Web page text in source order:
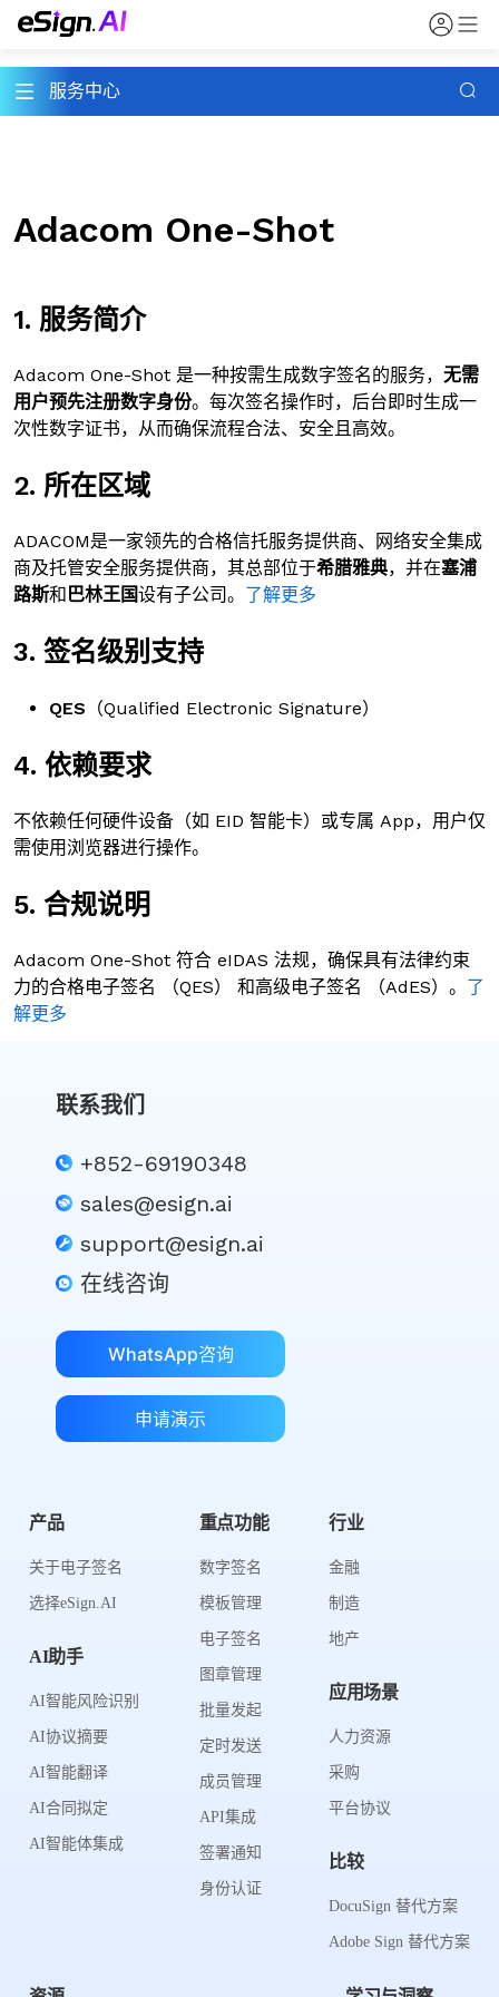
服务中心
Adacom One-Shot
1. 服务简介
Adacom One-Shot 是一种按需生成数字签名的服务， 无需
用户预先注册数字身份。每次签名操作时，后台即时生成一
次性数字证书，从而确保流程合法、安全且高效。
2. 所在区域
ADACOM是一家领先的合格信托服务提供商、网络安全集成
商及托管安全服务提供商，其总部位于希腊雅典，并在塞浦
路斯和 巴林王国设有子公司。 了解更多
3. 签名级别支持
QES （Qualified Electronic Signature）
4. 依赖要求
不依赖任何硬件设备（如 EID 智能卡）或专属 App，用户仅
需使用浏览器进行操作。
5. 合规说明
Adacom One-Shot 符合 eIDAS 法规，确保具有法律约束
力的合格电子签名 （QES） 和高级电子签名 （AdES）。 了
解更多
联系我们
+852-69190348
sales@esign.ai
support@esign.ai
在线咨询
WhatsApp咨询
申请演示
产品
关于电子签名
选择eSign.AI
AI助手
AI智能风险识别
AI协议摘要
AI智能翻译
AI合同拟定
AI智能体集成
重点功能
数字签名
模板管理
电子签名
图章管理
批量发起
定时发送
成员管理
API集成
签署通知
身份认证
行业
金融
制造
地产
应用场景
人力资源
采购
平台协议
比较
DocuSign 替代方案
Adobe Sign 替代方案